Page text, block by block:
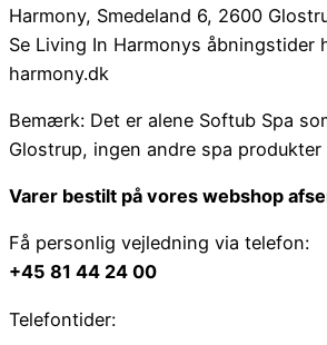
Harmony, Smedeland 6, 2600
Se Living In Harmonys åbningstider
harmony.dk
Bemærk: Det er alene Softub Spa
Glostrup, ingen andre spa
Varer bestilt på vores webshop
Få personlig vejledning via telefon:
+45 81 44 24 00
Telefontider: